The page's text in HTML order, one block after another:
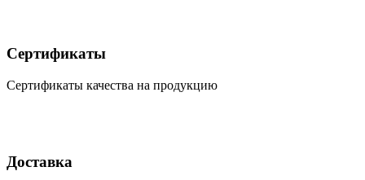
Сертификаты
Сертификаты качества на продукцию
Доставка